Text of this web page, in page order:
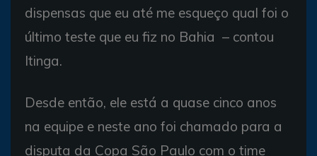
dispensas que eu até me esqueço qual foi o
último teste que eu fiz no Bahia – contou
Itinga.
Desde então, ele está a quase cinco anos
na equipe e neste ano foi chamado para a
disputa da Copa São Paulo com o time